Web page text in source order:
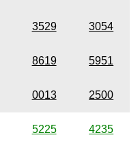
3529 3054
8619 5951
0013 2500
5225 4235